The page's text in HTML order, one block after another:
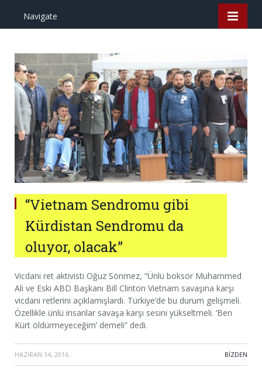
Navigate
“Vietnam Sendromu gibi
Kürdistan Sendromu da
oluyor, olacak”
Vicdani ret aktivisti Oğuz Sönmez, “Ünlü boksör Muhammed
Ali ve Eski ABD Başkanı Bill Clinton Vietnam savaşına karşı
vicdani retlerini açıklamışlardı. Türkiye’de bu durum gelişmeli.
Özellikle ünlü insanlar savaşa karşı sesini yükseltmeli. ‘Ben
Kürt öldürmeyeceğim’ demeli” dedi.
HAZIRAN 14, 2016 · BIZDEN